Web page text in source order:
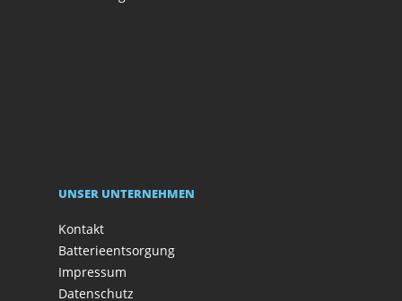
UNSER UNTERNEHMEN
Kontakt
Batterieentsorgung
Impressum
Datenschutz